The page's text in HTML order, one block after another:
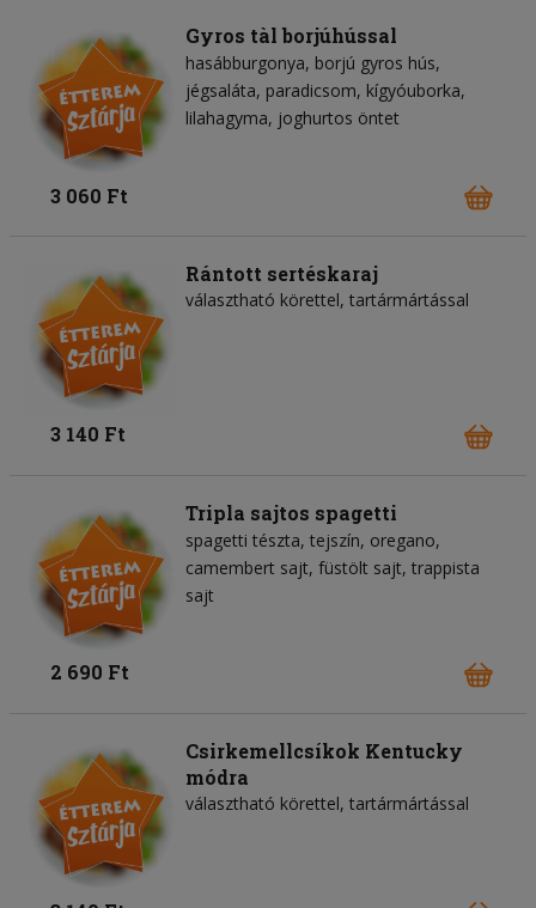
Gyros tàl borjúhússal
hasábburgonya borjú gyros hús
jégsaláta paradicsom kígyóuborka
lilahagyma joghurtos öntet
3 060 Ft
Rántott sertéskaraj
választható körettel, tartármártással
3 140 Ft
Tripla sajtos spagetti
spagetti tészta tejszín oregano
camembert sajt füstölt sajt trappista
sajt
2 690 Ft
Csirkemellcsíkok Kentucky
módra
választható körettel, tartármártással